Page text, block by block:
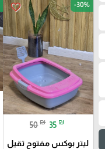
favorite_border -30%
50 ₪ 35 ₪
ليتر بوكس مفتوح تقيل